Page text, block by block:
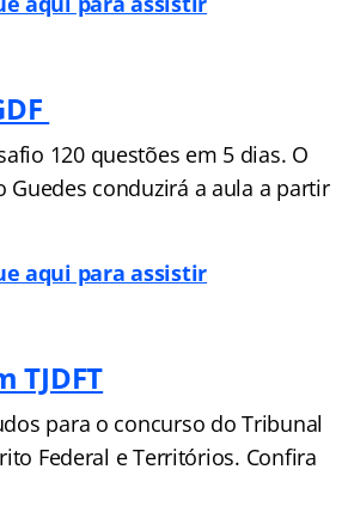
120 questões em 5 dias. O
Guedes conduzirá a aula a partir
aqui para assistir
TJDFT
para o concurso do Tribunal
Federal e Territórios. Confira